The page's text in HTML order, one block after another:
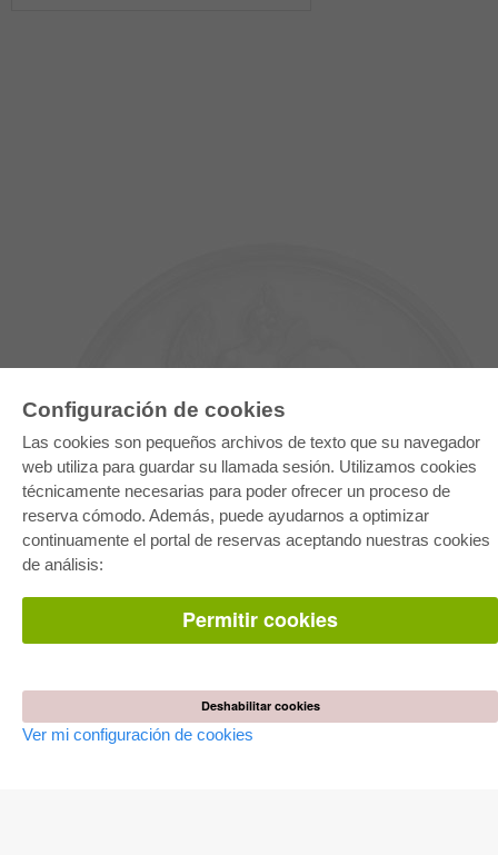
Configuración de cookies
Las cookies son pequeños archivos de texto que su navegador
web utiliza para guardar su llamada sesión. Utilizamos cookies
técnicamente necesarias para poder ofrecer un proceso de
reserva cómodo. Además, puede ayudarnos a optimizar
continuamente el portal de reservas aceptando nuestras cookies
de análisis:
Permitir cookies
Deshabilitar cookies
Ver mi configuración de cookies
E-COLLECTION
Paquete de especialidades
Pick & Choose
Preguntas mas frequentes(FAQ)
Las devoluciones